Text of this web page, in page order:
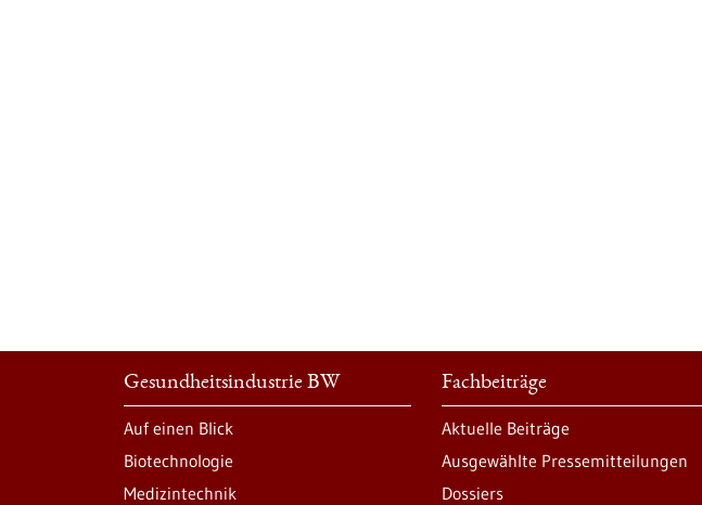
Gesundheitsindustrie BW
Auf einen Blick
Biotechnologie
Medizintechnik
Fachbeiträge
Aktuelle Beiträge
Ausgewählte Pressemitteilungen
Dossiers